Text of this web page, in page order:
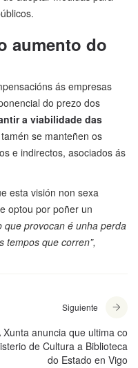
aumento do
ás empresas
do prezo dos
a viabilidade das
se manteñen os
e indirectos, asociados ás
esta visión non sexa
optou por poñer un
que provocan é unha perda
tempos que corren”,
Siguiente
Xunta anuncia que ultima co
de Cultura a Biblioteca
do Estado en Vigo